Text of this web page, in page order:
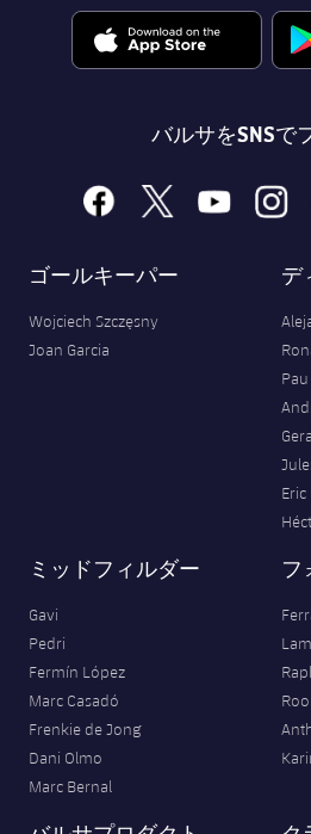
バルサをSNSで
facebook
x youtube
ゴールキーパー
Wojciech Szczęsny
Joan Garcia
デ
Eric
ミッドフィルダー
Gavi
Pedri
Fermín López
Marc Casadó
Frenkie de Jong
Dani Olmo
Marc Bernal
フ